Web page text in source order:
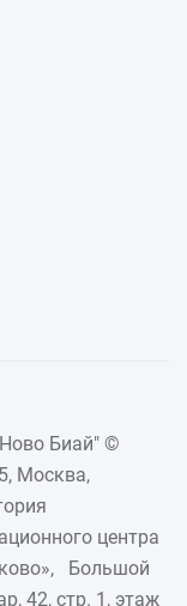
Биай" ©
Москва,
центра
Большой
42, стр. 1, этаж